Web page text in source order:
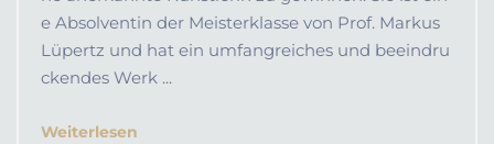
e Absolventin der Meisterklasse von Prof. Markus
Lüpertz und hat ein umfangreiches und beeindru
ckendes Werk ...
Weiterlesen